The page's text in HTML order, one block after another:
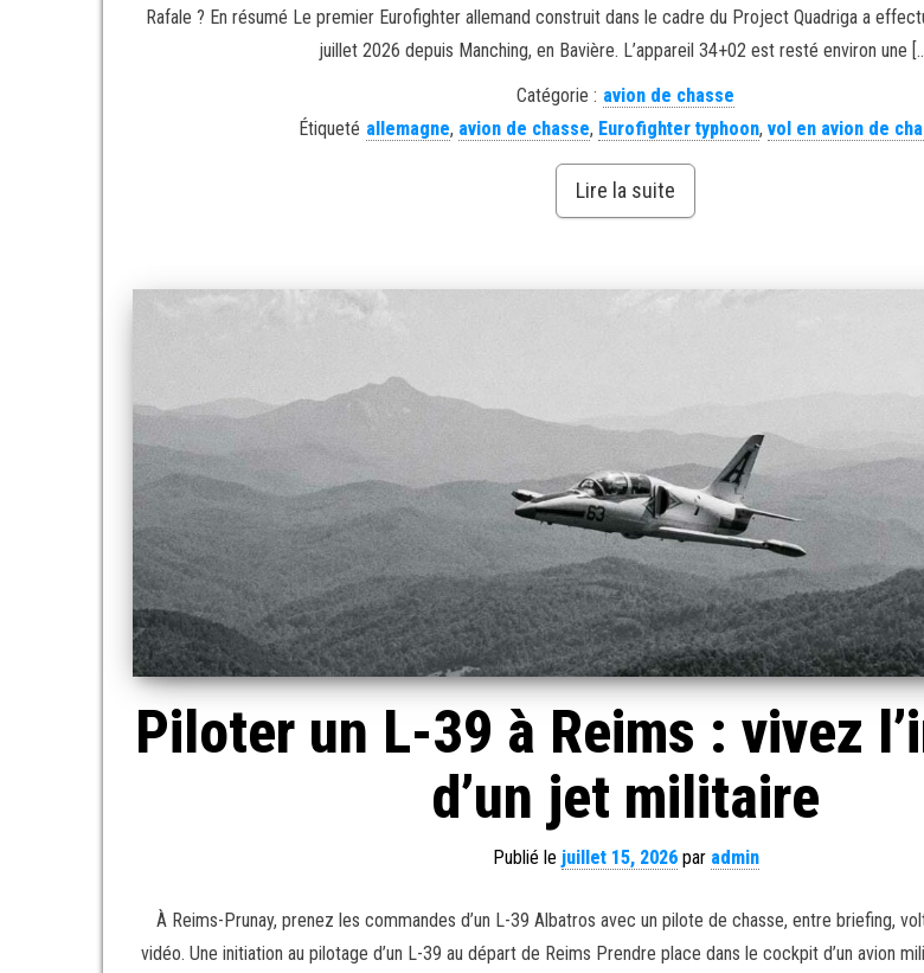
Rafale ? En résumé Le premier Eurofighter allemand construit dans le cadre du Project Quadriga a
juillet 2026 depuis Manching, en Bavière. L’appareil 34+02 est resté environ une
Catégorie : avion de chasse
Étiqueté allemagne, avion de chasse, Eurofighter typhoon,vol en avion de
Lire la suite
Piloter un L-39 à Reims : vivez
d’un jet militaire
Publié le juillet 15, 2026par admin
À Reims-Prunay, prenez les commandes d’un L-39 Albatros avec un pilote de chasse, entre briefing,
vidéo. Une initiation au pilotage d’un L-39 au départ de Reims Prendre place dans le cockpit d’un avion